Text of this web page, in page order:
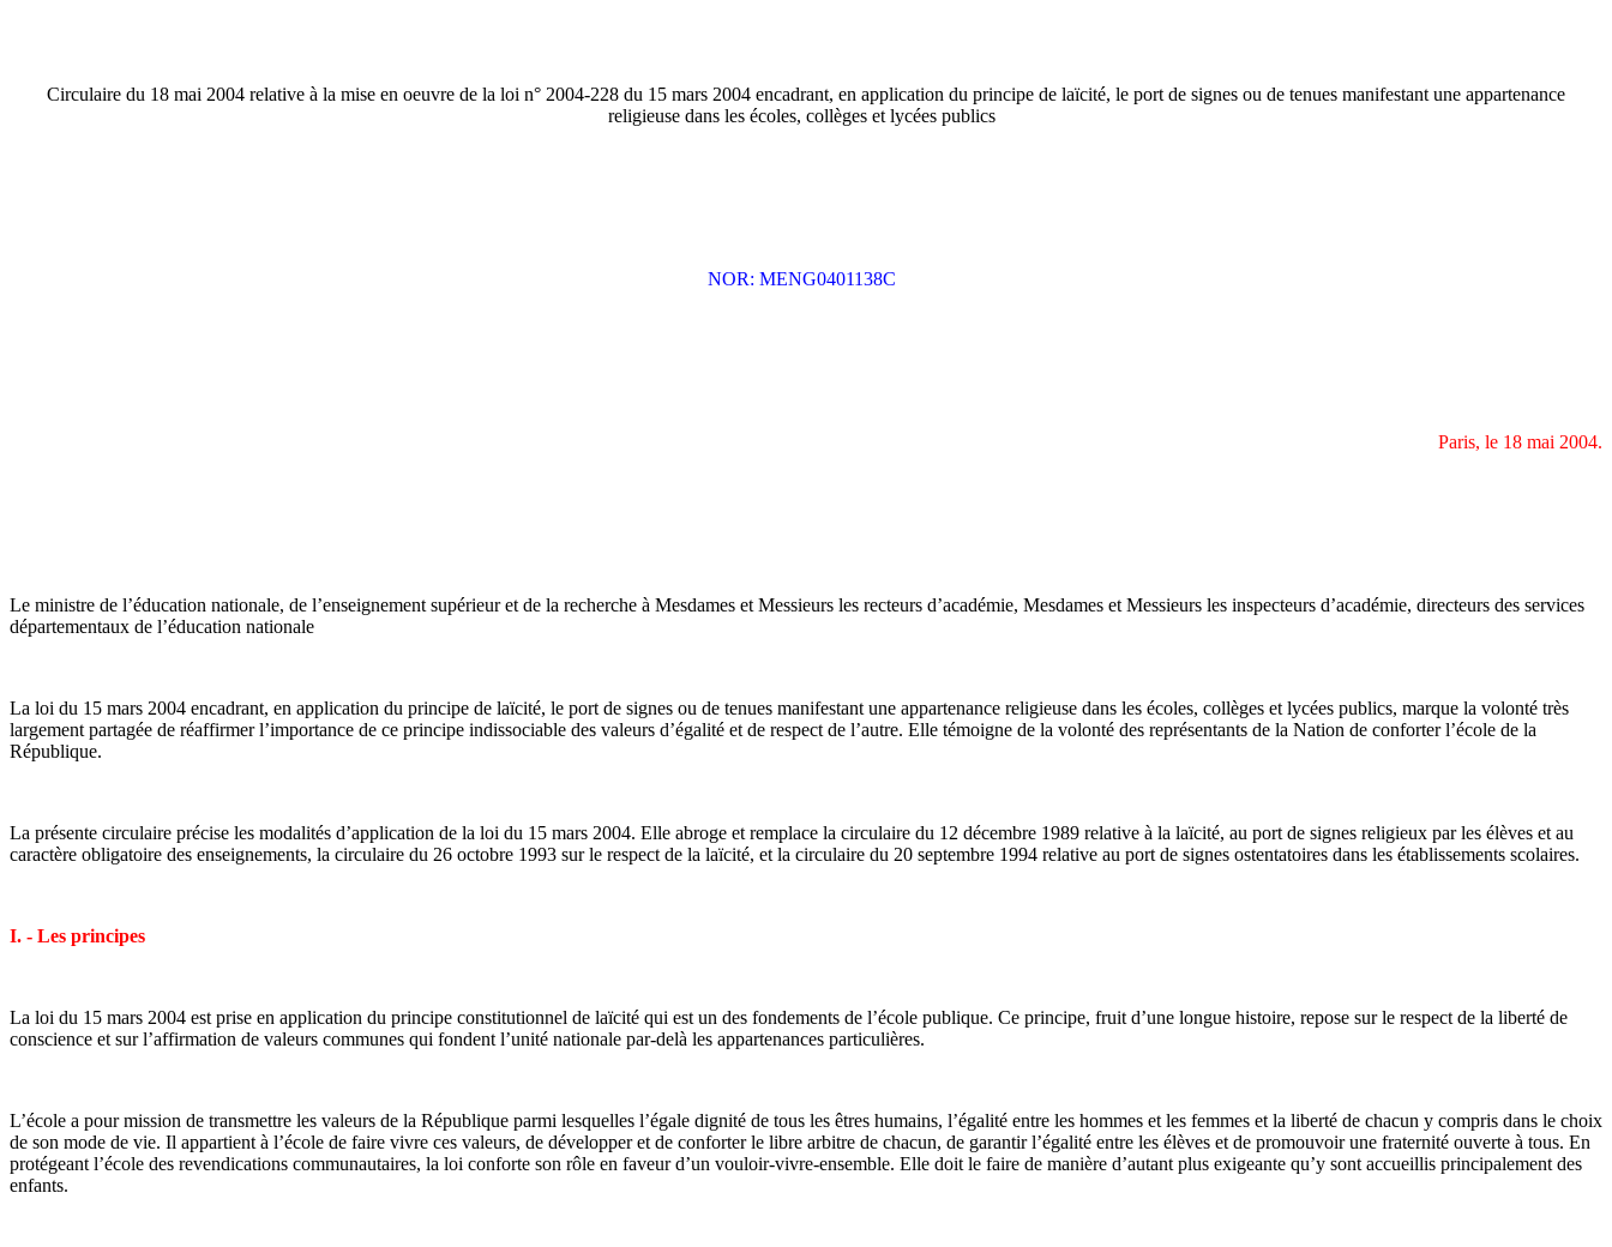
Circulaire du 18 mai 2004 relative à la mise en oeuvre de la loi n° 2004-228 du 15 mars 2004 encadrant, en application du principe de laïcité, le port de signes ou de tenues manifestant une appartenance
religieuse dans les écoles, collèges et lycées publics
NOR: MENG0401138C
Paris, le 18 mai 2004.
Le ministre de l’éducation nationale, de l’enseignement supérieur et de la recherche à Mesdames et Messieurs les recteurs d’académie, Mesdames et Messieurs les inspecteurs d’académie, directeurs des services
départementaux de l’éducation nationale
La loi du 15 mars 2004 encadrant, en application du principe de laïcité, le port de signes ou de tenues manifestant une appartenance religieuse dans les écoles, collèges et lycées publics, marque la volonté très
largement partagée de réaffirmer l’importance de ce principe indissociable des valeurs d’égalité et de respect de l’autre. Elle témoigne de la volonté des représentants de la Nation de conforter l’école de la
République.
La présente circulaire précise les modalités d’application de la loi du 15 mars 2004. Elle abroge et remplace la circulaire du 12 décembre 1989 relative à la laïcité, au port de signes religieux par les élèves et au
caractère obligatoire des enseignements, la circulaire du 26 octobre 1993 sur le respect de la laïcité, et la circulaire du 20 septembre 1994 relative au port de signes ostentatoires dans les établissements scolaires.
I. - Les principes
La loi du 15 mars 2004 est prise en application du principe constitutionnel de laïcité qui est un des fondements de l’école publique. Ce principe, fruit d’une longue histoire, repose sur le respect de la liberté de
conscience et sur l’affirmation de valeurs communes qui fondent l’unité nationale par-delà les appartenances particulières.
L’école a pour mission de transmettre les valeurs de la République parmi lesquelles l’égale dignité de tous les êtres humains, l’égalité entre les hommes et les femmes et la liberté de chacun y compris dans le choix
de son mode de vie. Il appartient à l’école de faire vivre ces valeurs, de développer et de conforter le libre arbitre de chacun, de garantir l’égalité entre les élèves et de promouvoir une fraternité ouverte à tous. En
protégeant l’école des revendications communautaires, la loi conforte son rôle en faveur d’un vouloir-vivre-ensemble. Elle doit le faire de manière d’autant plus exigeante qu’y sont accueillis principalement des
enfants.